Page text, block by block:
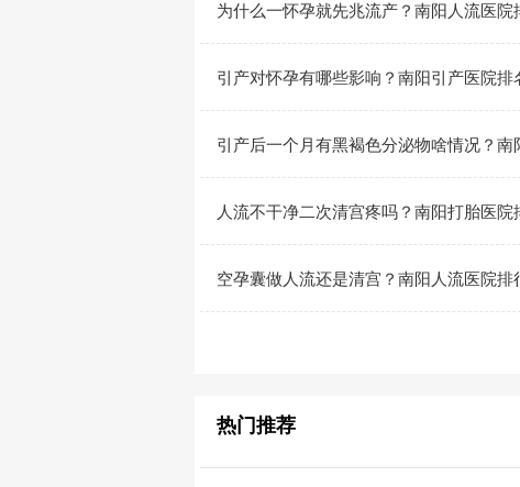
为什么一怀孕就先兆流产？南阳人流医院
引产对怀孕有哪些影响？南阳引产医院排
引产后一个月有黑褐色分泌物啥情况？南
人流不干净二次清宫疼吗？南阳打胎医院
空孕囊做人流还是清宫？南阳人流医院排
热门推荐